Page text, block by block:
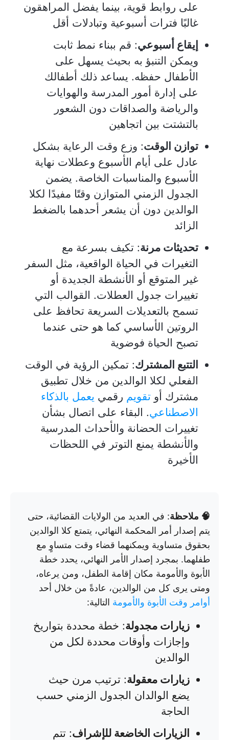
على روابط قوية، بينما يفضل المراهقون
غالبًا فترات أسبوعية وتبادلات أقل
إيقاع أسبوعي: قم ببناء نمط ثابت
ويمكن التنبؤ به بحيث يسهل على
الأطفال حفظه. يساعد ذلك أطفالك
على إدارة أمور المدرسة والهوايات
والرياضة والصداقات دون الشعور
بالتشتت بين اتجاهين
توازن الوقت: وزع وقت الرعاية بشكل
عادل على أيام الأسبوع وعطلات نهاية
الأسبوع والمناسبات الخاصة. يضمن
الجدول الزمني المتوازن وقتًا مفيدًا لكلا
الوالدين دون أن يشعر أحدهما بالضغط
الزائد
تحديثات مرنة: تكيف بسرعة مع
التغيرات في الحياة الواقعية، مثل السفر
غير المتوقع أو الأنشطة الجديدة أو
تغييرات جدول العطلات. القوالب التي
تسمح بالتعديلات السريعة تحافظ على
الروتين الأساسي كما هو حتى عندما
تصبح الحياة فوضوية
التتبع المشترك: تمكين الرؤية في الوقت
الفعلي لكلا الوالدين من خلال تطبيق
مشترك أو تقويم رقمي يعمل بالذكاء
الاصطناعي. البقاء على اتصال بشأن
تغييرات الحضانة والأحداث المدرسية
والأنشطة يمنع التوتر في اللحظات
الأخيرة
🧠 ملاحظة: في العديد من الولايات القضائية، حتى
يتم إصدار أمر المحكمة النهائي، يتمتع كلا الوالدين
بحقوق متساوية ويمكنهما قضاء وقت متساوٍ مع
طفلهما. بمجرد إصدار الأمر النهائي، يحدد خطة
الأبوة والأمومة مكان إقامة الطفل، ومن يرعاه،
ومتى يرى كل من الوالدين، عادةً من خلال أحد
أوامر وقت الأبوة والأمومة التالية:
زيارات مجدولة: خطة محددة بتواريخ
وإجازات وأوقات محددة لكل من
الوالدين
زيارات معقولة: ترتيب مرن حيث
يضع الوالدان الجدول الزمني حسب
الحاجة
الزيارات الخاضعة للإشراف: تتم